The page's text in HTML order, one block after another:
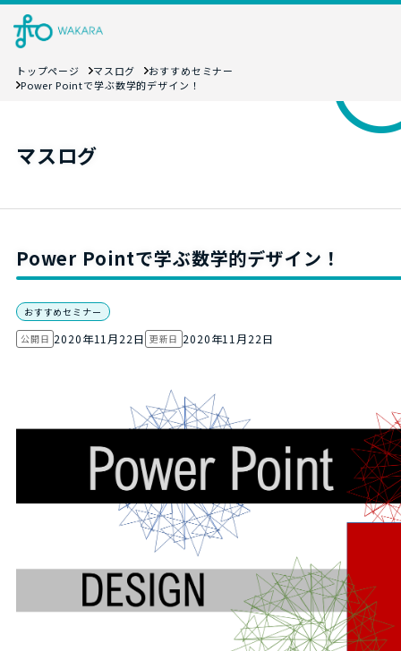
トップページ マスログ
おすすめセミナー
Power Pointで学ぶ数学的デザイン！
マスログ
Power Pointで学ぶ数学的デザイン！
おすすめセミナー
公開日 2020年11月22日 更新日 2020年11月22日